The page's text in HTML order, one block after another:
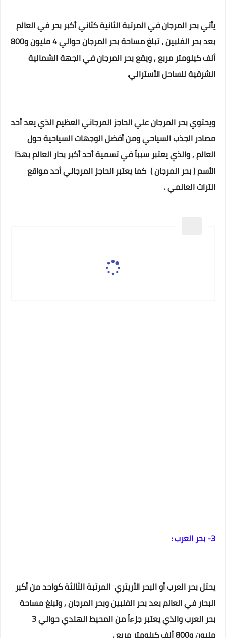
يأتي بحر المرجان في المرتبة الثانية كثاني أكبر بحر في العالم
بعد بحر الفلبين ، تبلغ مساحة بحر المرجان حوالي 4 مليون و800
ألف كيلومتر مربع , ويقع بحر المرجان في الجهة الشمالية
الشرقية للساحل الأسترالي.
ويحتوي بحر المرجان علي الحاجز المرجاني العظيم الذي يعد أحد
مصادر الجذب السياحي ومن أفضل الوجهات السياحية حول
العالم , والذي يعتبر سبباً في تسمية أحد أكبر بحار العالم بهذا
الأسم ( بحر المرجان ) كما يعتبر الحاجز المرجاني أحد مواقع
التراث العالمي .
3- بحر العرب :
يحتل بحر العرب أو البحر الأريتري المرتبة الثالثة كواحد من أكبر
البحار في العالم بعد بحر الفلبين وبحر المرجان , وتبلغ مساحة
بحر العرب والذي يعتبر جزءاً من المحيط الهندي حوالي 3
مليون و800 ألف كيلومتر مربع .